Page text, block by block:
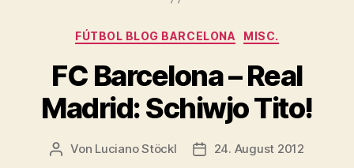
Kategorien
FÚTBOL BLOG BARCELONA MISC.
FC Barcelona – Real
Madrid: Schiwjo Tito!
Beitragsautor
Von Luciano Stöckl Beitragsdatum
24. August 2012